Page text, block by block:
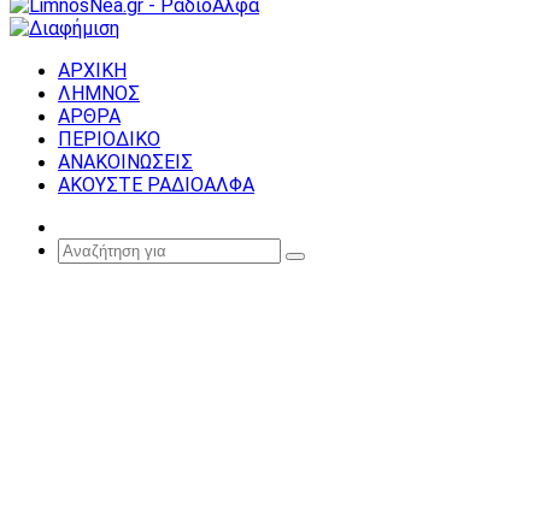
ΑΡΧΙΚΗ
ΛΗΜΝΟΣ
ΑΡΘΡΑ
ΠΕΡΙΟΔΙΚΟ
ΑΝΑΚΟΙΝΩΣΕΙΣ
ΑΚΟΥΣΤΕ ΡΑΔΙΟΑΛΦΑ
Article
Αναζήτηση